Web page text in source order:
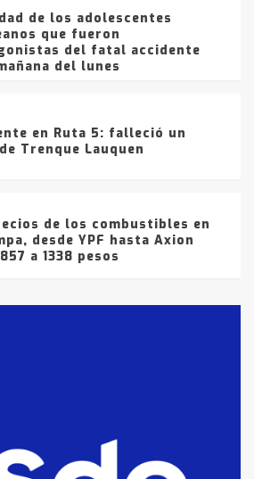
de los adolescentes
que fueron
del fatal accidente
del lunes
en Ruta 5: falleció un
Trenque Lauquen
de los combustibles en
desde YPF hasta Axion
a 1338 pesos
detenidos por
de drogas en la
sábado